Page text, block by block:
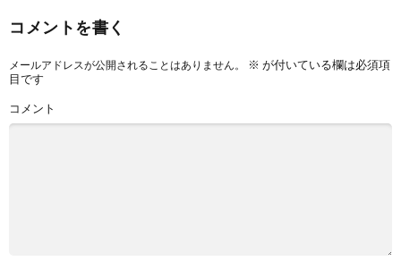
コメントを書く
メールアドレスが公開されることはありません。 ※ が付いている欄は必須項
目です
コメント